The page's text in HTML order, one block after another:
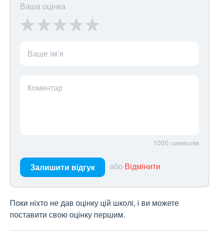
Ваша оцінка
Ваше ім’я
Коментар
1000 символів
Залишити відгук або Відмінити
Поки ніхто не дав оцінку цій школі, і ви можете
поставити свою оцінку першим.